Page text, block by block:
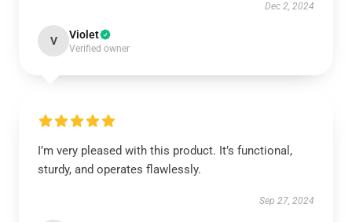
Dec 2, 2024
V Violet
Verified owner
I’m very pleased with this product. It’s functional,
sturdy, and operates flawlessly.
Sep 27, 2024